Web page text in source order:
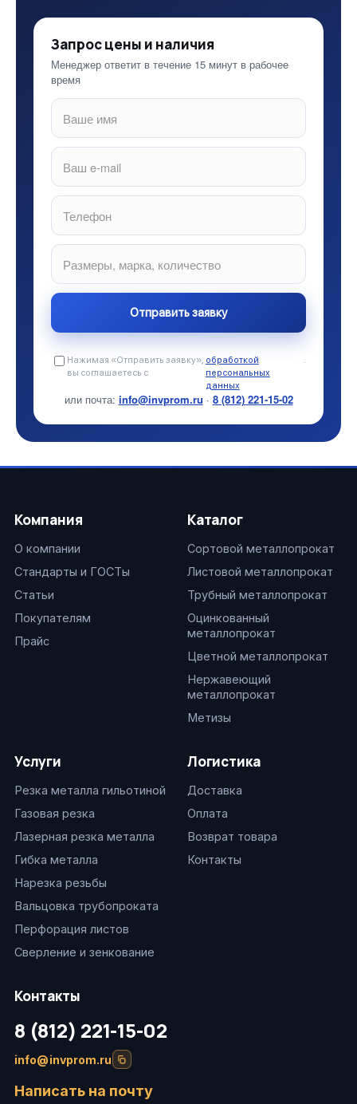
Запрос цены и наличия
Менеджер ответит в течение 15 минут в рабочее
время
Нажимая «Отправить заявку»,
вы соглашаетесь с
обработкой
персональных
данных
.
или почта: info@invprom.ru · 8 (812) 221-15-02
Компания
О компании
Стандарты и ГОСТы
Статьи
Покупателям
Прайс
Каталог
Сортовой металлопрокат
Листовой металлопрокат
Трубный металлопрокат
Оцинкованный
металлопрокат
Цветной металлопрокат
Нержавеющий
металлопрокат
Метизы
Услуги
Резка металла гильотиной
Газовая резка
Лазерная резка металла
Гибка металла
Нарезка резьбы
Вальцовка трубопроката
Перфорация листов
Сверление и зенкование
Логистика
Доставка
Оплата
Возврат товара
Контакты
Контакты
8 (812) 221-15-02
info@invprom.ru
Написать на почту